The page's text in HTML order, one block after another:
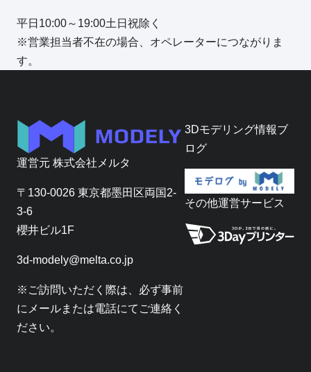
平日10:00～19:00土日祝除く
※営業担当者不在の場合、オペレーターにつながりま
す。
運営元 株式会社メルタ
〒130-0026 東京都墨田区両国2-
3-6
櫻井ビル1F
3d-modely@melta.co.jp
※ご訪問いただく際は、必ず事前
にメールまたは電話にてご連絡く
ださい。
3Dモデリング情報ブ
ログ
その他運営サービス